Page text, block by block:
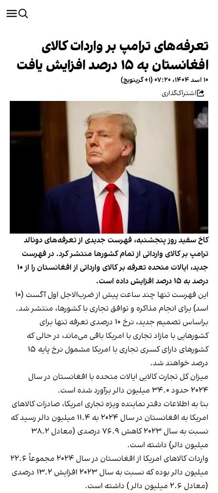
تعرفه‌های ترامپ بر واردات کالای
افغانستان به ۱۵ درصد افزایش یافت
۱۰ اسد ۱۴۰۴، ۰۷:۲۰ (‎+۱ گرینویچ)
اشتراک‌گذاری
کاخ سفید روز پنجشنبه، فهرست جدیدی از تعرفه‌های دونالد
ترامپ بر کالای وارداتی از تمام کشورها منتشر کرد. در فهرست
جدید، ایالات متحده تعرفه‌ بر کالای وارداتی از افغانستان را از ۱۰
درصد به ۱۵ درصد افزایش داده است.
این فهرست تنها چند ساعت پیش از ضرب‌الاجل اول آگست (۱۰
اسد) برای انجام مذاکره و توافق تجاری با کشورها، منتشر شد.
براساس تصمیم جدید، نرخ ۱۰ درصدی تعرفه تنها برای
کشورهایی با مازاد تجاری با امریکا باقی می‌ماند، در حالی که
کشورهای دارای کسری تجاری با امریکا مشمول نرخ پایه ۱۵
درصد خواهند شد.
میزان کل تجارت کالایی ایالات متحده با افغانستان در سال
۲۰۲۴ حدود ۳۴.۰ میلیون دالر برآورد شده است.
بنا به اطلاعات دفتر نماینده ویژه تجاری امریکا، صادرات کالاهای
امریکا به افغانستان در سال ۲۰۲۴ به ۱۱.۴ میلیون دالر رسید که
نسبت به سال ۲۰۲۳ کاهش ۷۶.۹ درصدی (معادل ۳۸.۲
میلیون دالر) داشته است.
واردات کالاهای امریکا از افغانستان در سال ۲۰۲۴ مجموعاً ۲۲.۶
میلیون دالر بوده که نسبت به سال ۲۰۲۳ افزایش ۱۳.۲ درصدی
(معادل ۲.۶ میلیون دالر ) داشته است.